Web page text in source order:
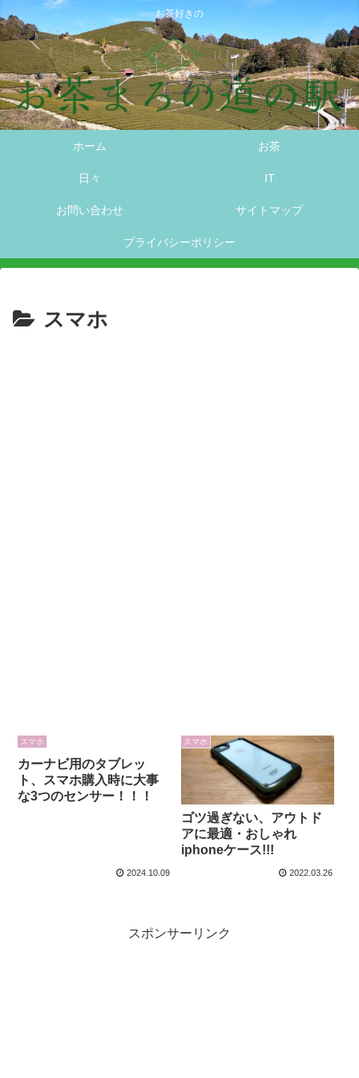
お茶好きの
ホーム お茶
日々 IT
お問い合わせ サイトマップ
プライバシーポリシー
スマホ
スマホ
カーナビ用のタブレッ
ト、スマホ購入時に大事
な3つのセンサー！！！
2024.10.09
スマホ
ゴツ過ぎない、アウトド
アに最適・おしゃれ
iphoneケース!!!
2022.03.26
スポンサーリンク